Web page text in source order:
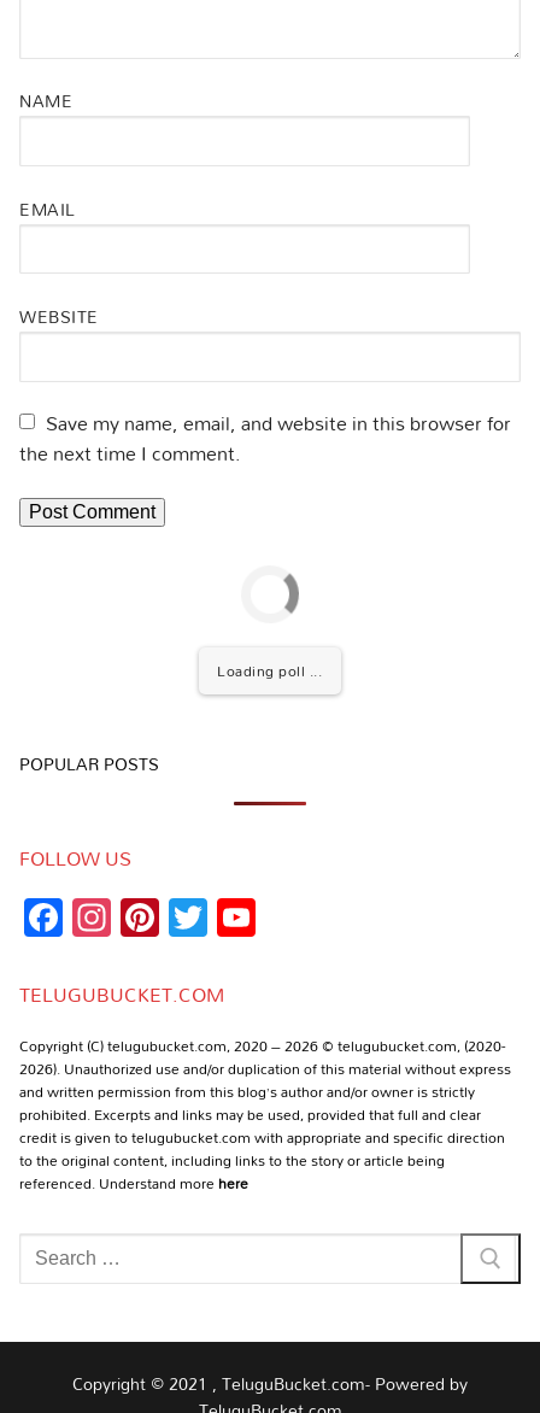
NAME
EMAIL
WEBSITE
Save my name, email, and website in this browser for
the next time I comment.
Loading poll ...
POPULAR POSTS
FOLLOW US
Facebook
Instagram
Pinterest
Twitter
TELUGUBUCKET.COM
Copyright (C) telugubucket.com, 2020 – 2026 © telugubucket.com, (2020-
2026). Unauthorized use and/or duplication of this material without express
and written permission from this blog’s author and/or owner is strictly
prohibited. Excerpts and links may be used, provided that full and clear
credit is given to telugubucket.com with appropriate and specific direction
to the original content, including links to the story or article being
referenced. Understand morehere
Search
for:
Copyright © 2021 , TeluguBucket.com- Powered by